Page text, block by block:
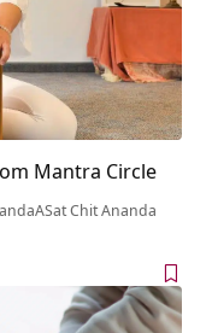
Mantra Circle
Chit Ananda